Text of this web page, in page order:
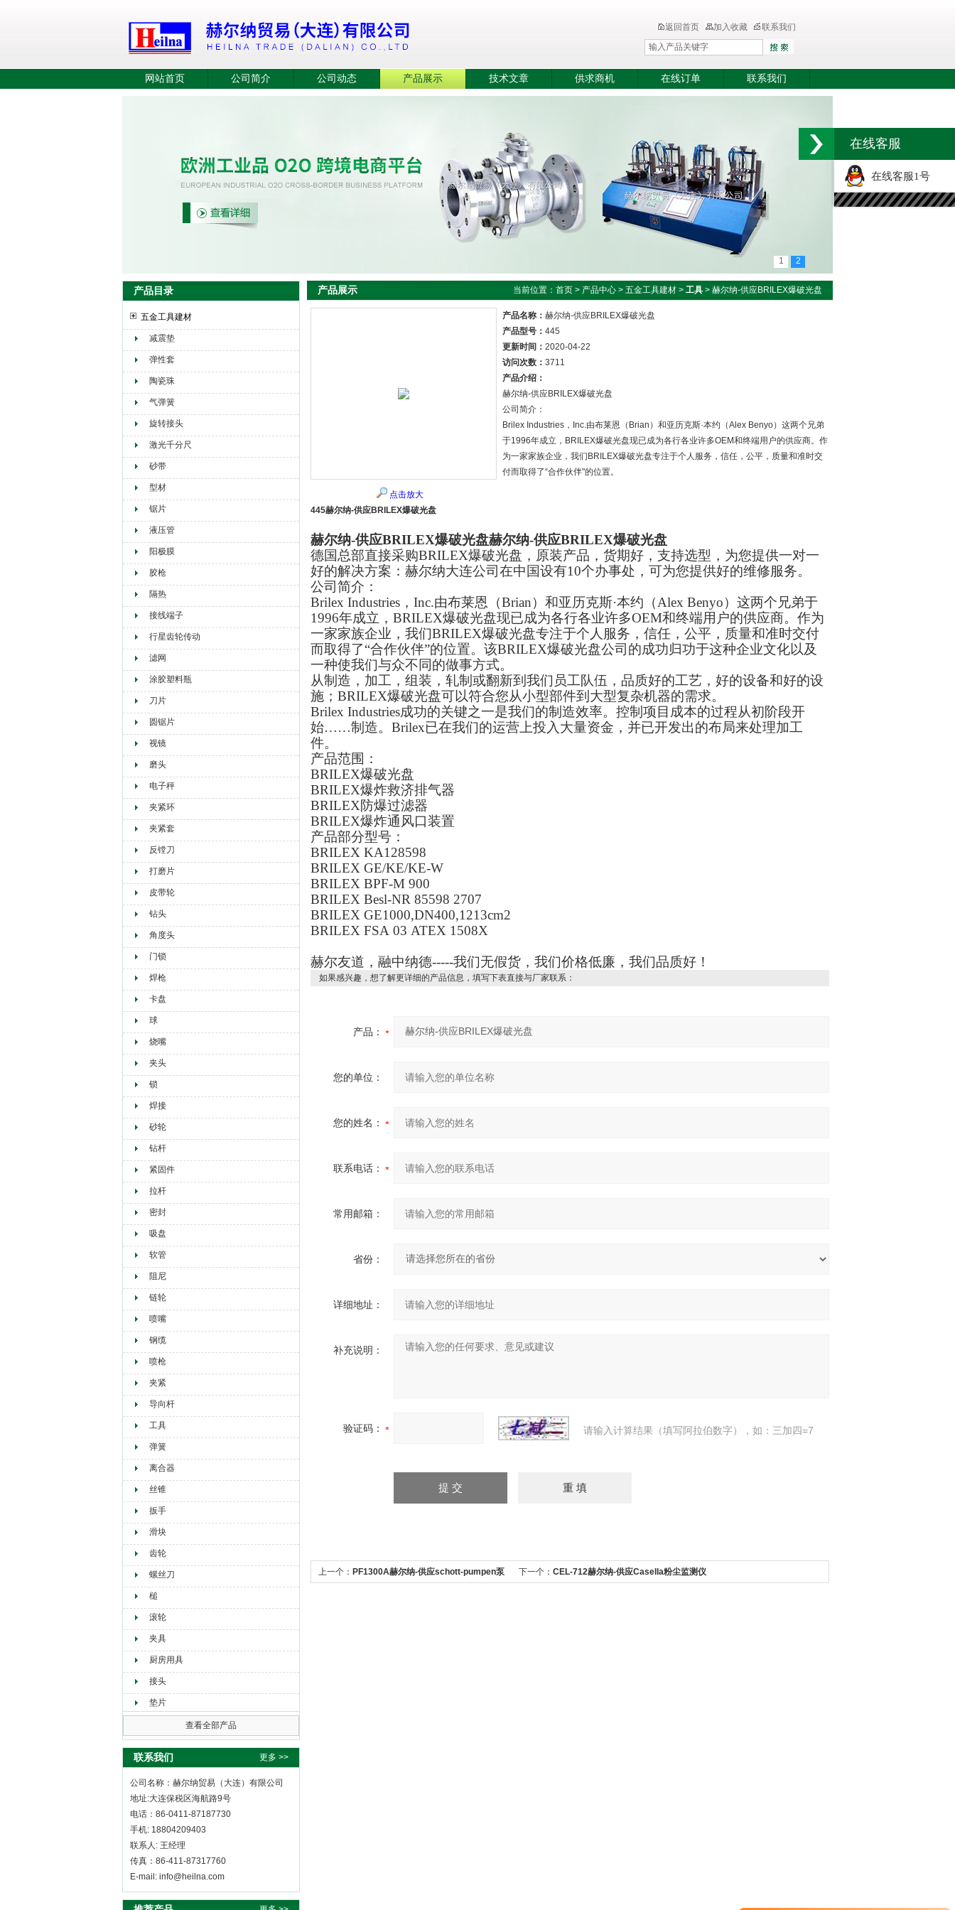
赫尔纳贸易（大连）有限公司
返回首页 加入收藏 联系我们
网站首页 公司简介 公司动态 产品展示 技术文章 供求商机 在线订单 联系我们
1 2
产品目录
五金工具建材
减震垫
弹性套
陶瓷珠
气弹簧
旋转接头
激光千分尺
砂带
型材
锯片
液压管
阳极膜
胶枪
隔热
接线端子
行星齿轮传动
滤网
涂胶塑料瓶
刀片
圆锯片
视镜
磨头
电子秤
夹紧环
夹紧套
反镗刀
打磨片
皮带轮
钻头
角度头
门锁
焊枪
卡盘
球
烧嘴
夹头
锁
焊接
砂轮
钻杆
紧固件
拉杆
密封
吸盘
软管
阻尼
链轮
喷嘴
钢缆
喷枪
夹紧
导向杆
工具
弹簧
离合器
丝锥
扳手
滑块
齿轮
螺丝刀
槌
滚轮
夹具
厨房用具
接头
垫片
查看全部产品
联系我们 更多 >>
公司名称：赫尔纳贸易（大连）有限公司
地址:大连保税区海航路9号
电话：86-0411-87187730
手机: 18804209403
联系人: 王经理
传真：86-411-87317760
E-mail: info@heilna.com
产品展示 当前位置： 首页 > 产品中心 > 五金工具建材 > 工具 > 赫尔纳-供应BRILEX爆破光盘
点击放大
产品名称： 赫尔纳-供应BRILEX爆破光盘
产品型号： 445
更新时间： 2020-04-22
访问次数： 3711
产品介绍：
赫尔纳-供应BRILEX爆破光盘
公司简介：
Brilex Industries，Inc.由布莱恩（Brian）和亚历克斯·本约（Alex Benyo）这两个兄弟
于1996年成立，BRILEX爆破光盘现已成为各行各业许多OEM和终端用户的供应商。作
为一家家族企业，我们BRILEX爆破光盘专注于个人服务，信任，公平，质量和准时交
付而取得了“合作伙伴"的位置。
445赫尔纳-供应BRILEX爆破光盘
赫尔纳-供应BRILEX爆破光盘赫尔纳-供应BRILEX爆破光盘
德国总部直接采购BRILEX爆破光盘，原装产品，货期好，支持选型，为您提供一对一
好的解决方案：赫尔纳大连公司在中国设有10个办事处，可为您提供好的维修服务。
公司简介：
Brilex Industries，Inc.由布莱恩（Brian）和亚历克斯·本约（Alex Benyo）这两个兄弟于
1996年成立， BRILEX爆破光盘现已成为各行各业许多OEM和终端用户的供应商。作为
一家家族企业，我们BRILEX爆破光盘专注于个人服务，信任，公平，质量和准时交付
而取得了“合作伙伴”的位置。该BRILEX爆破光盘公司的成功归功于这种企业文化以及
一种使我们与众不同的做事方式。
从制造，加工，组装，轧制或翻新到我们员工队伍，品质好的工艺，好的设备和好的设
施； BRILEX爆破光盘可以符合您从小型部件到大型复杂机器的需求。
Brilex Industries成功的关键之一是我们的制造效率。控制项目成本的过程从初阶段开
始……制造。Brilex已在我们的运营上投入大量资金，并已开发出的布局来处理加工
件。
产品范围：
BRILEX爆破光盘
BRILEX爆炸救济排气器
BRILEX防爆过滤器
BRILEX爆炸通风口装置
产品部分型号：
BRILEX KA128598
BRILEX GE/KE/KE-W
BRILEX BPF-M 900
BRILEX Besl-NR 85598 2707
BRILEX GE1000,DN400,1213cm2
BRILEX FSA 03 ATEX 1508X
赫尔友道，融中纳德-----我们无假货，我们价格低廉，我们品质好！
如果感兴趣，想了解更详细的产品信息，填写下表直接与厂家联系：
产品：
您的单位：
您的姓名：
联系电话：
常用邮箱：
省份：
详细地址：
补充说明：
验证码： 请输入计算结果（填写阿拉伯数字），如：三加四=7
上一个： PF1300A赫尔纳-供应schott-pumpen泵 下一个： CEL-712赫尔纳-供应Casella粉尘监测仪
在线客服
在线客服1号